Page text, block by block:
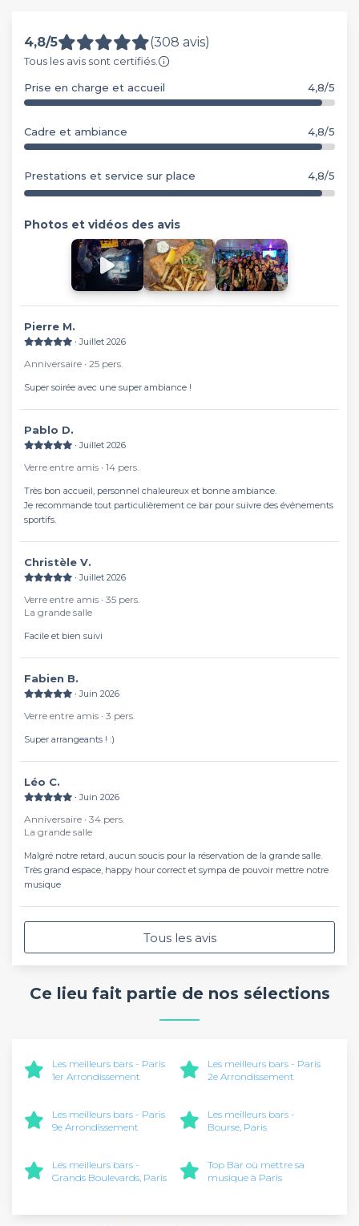
4,8/5 (308 avis)
Tous les avis sont certifiés.
Prise en charge et accueil 4,8/5
Cadre et ambiance 4,8/5
Prestations et service sur place 4,8/5
Photos et vidéos des avis
Pierre M.
∙ Juillet 2026
Anniversaire ∙ 25 pers.
Super soirée avec une super ambiance !
Pablo D.
∙ Juillet 2026
Verre entre amis ∙ 14 pers.
Très bon accueil, personnel chaleureux et bonne ambiance.
Je recommande tout particulièrement ce bar pour suivre des événements
sportifs.
Christèle V.
∙ Juillet 2026
Verre entre amis ∙ 35 pers.
La grande salle
Facile et bien suivi
Fabien B.
∙ Juin 2026
Verre entre amis ∙ 3 pers.
Super arrangeants ! :)
Léo C.
∙ Juin 2026
Anniversaire ∙ 34 pers.
La grande salle
Malgré notre retard, aucun soucis pour la réservation de la grande salle.
Très grand espace, happy hour correct et sympa de pouvoir mettre notre
musique
Tous les avis
Ce lieu fait partie de nos sélections
Les meilleurs bars - Paris
1er Arrondissement
Les meilleurs bars - Paris
2e Arrondissement
Les meilleurs bars - Paris
9e Arrondissement
Les meilleurs bars -
Bourse, Paris
Les meilleurs bars -
Grands Boulevards, Paris
Top Bar où mettre sa
musique à Paris